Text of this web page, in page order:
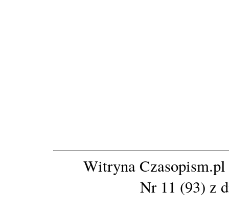
Witryna
Nr 11 (93) z